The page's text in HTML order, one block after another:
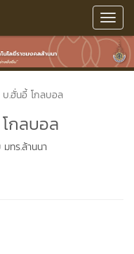
บ.ฮั่นอี้ โกลบอล
กลบอล
ทร.ล้านนา